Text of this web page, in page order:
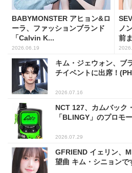
BABYMONSTER アヒョン&ロ
ーラ、ファッションブランド
「Calvin K...
2026.06.19
ノ
前
キム・ジェウォン、ブ
チイベントに出席！
2026.07.16
NCT 127、カムバック
「BLINGY」のプロモ
2026.07.29
GFRIEND イェリン、
望曲 キム・シニョンで